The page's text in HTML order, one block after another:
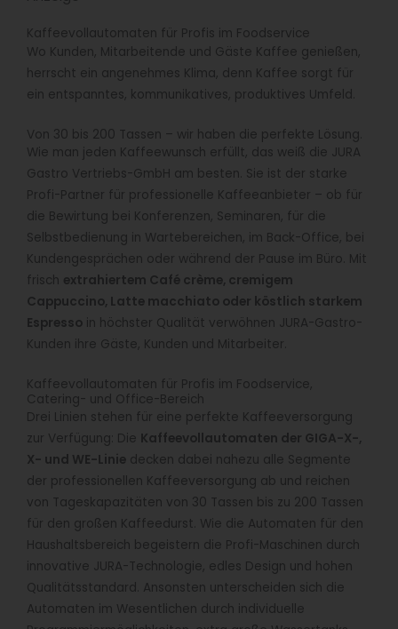
Kaffeevollautomaten für Profis im Foodservice
Wo Kunden, Mitarbeitende und Gäste Kaffee genießen,
herrscht ein angenehmes Klima, denn Kaffee sorgt für
ein entspanntes, kommunikatives, produktives Umfeld.
Von 30 bis 200 Tassen – wir haben die perfekte Lösung.
Wie man jeden Kaffeewunsch erfüllt, das weiß die JURA
Gastro Vertriebs-GmbH am besten. Sie ist der starke
Profi-Partner für professionelle Kaffeeanbieter – ob für
die Bewirtung bei Konferenzen, Seminaren, für die
Selbstbedienung in Wartebereichen, im Back-Office, bei
Kundengesprächen oder während der Pause im Büro. Mit
frisch extrahiertem Café crème, cremigem
Cappuccino, Latte macchiato oder köstlich starkem
Espresso in höchster Qualität verwöhnen JURA-Gastro-
Kunden ihre Gäste, Kunden und Mitarbeiter.
Kaffeevollautomaten für Profis im Foodservice,
Catering- und Office-Bereich
Drei Linien stehen für eine perfekte Kaffeeversorgung
zur Verfügung: Die Kaffeevollautomaten der GIGA-X-,
X- und WE-Linie decken dabei nahezu alle Segmente
der professionellen Kaffeeversorgung ab und reichen
von Tageskapazitäten von 30 Tassen bis zu 200 Tassen
für den großen Kaffeedurst. Wie die Automaten für den
Haushaltsbereich begeistern die Profi-Maschinen durch
innovative JURA-Technologie, edles Design und hohen
Qualitätsstandard. Ansonsten unterscheiden sich die
Automaten im Wesentlichen durch individuelle